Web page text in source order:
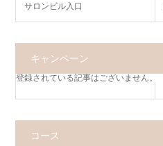
サロンビル入口
キャンペーン
登録されている記事はございません。
コース